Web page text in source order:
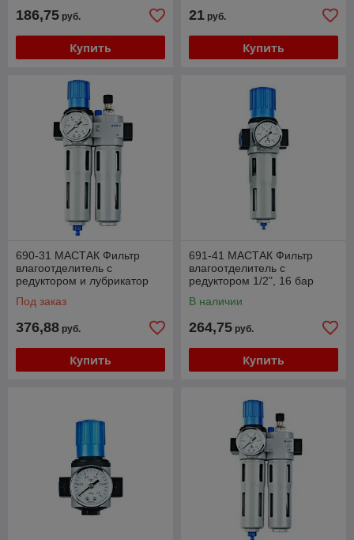
186,75 руб.
Купить
21 руб.
Купить
690-31 МАСТАК Фильтр
влагоотделитель с
редуктором и лубрикатор
Под заказ
376,88 руб.
Купить
691-41 МАСТАК Фильтр
влагоотделитель с
редуктором 1/2", 16 бар
В наличии
264,75 руб.
Купить